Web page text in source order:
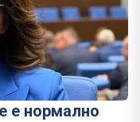
е нормално